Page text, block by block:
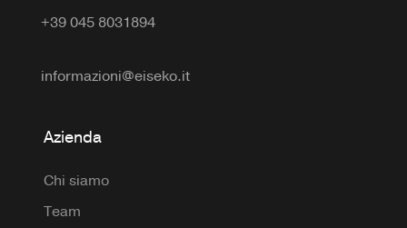
+39 045 8031894
informazioni@eiseko.it
Azienda
Chi siamo
Team